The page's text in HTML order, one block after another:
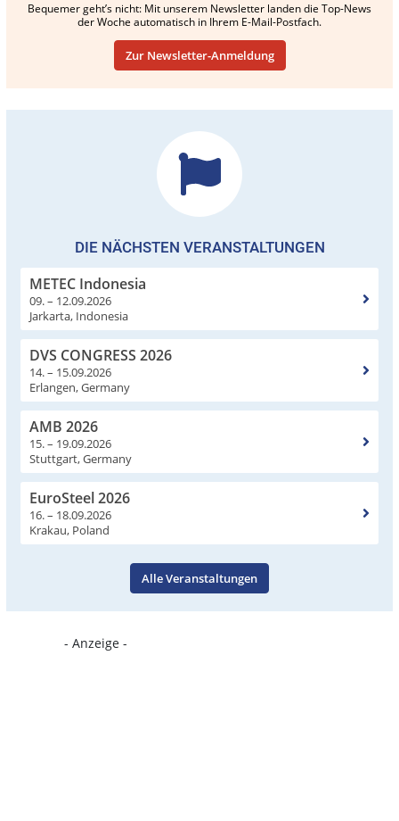
Bequemer geht’s nicht: Mit unserem Newsletter landen die Top-News
der Woche automatisch in Ihrem E-Mail-Postfach.
Zur Newsletter-Anmeldung
DIE NÄCHSTEN VERANSTALTUNGEN
METEC Indonesia
09. – 12.09.2026
Jarkarta, Indonesia
DVS CONGRESS 2026
14. – 15.09.2026
Erlangen, Germany
AMB 2026
15. – 19.09.2026
Stuttgart, Germany
EuroSteel 2026
16. – 18.09.2026
Krakau, Poland
Alle Veranstaltungen
- Anzeige -